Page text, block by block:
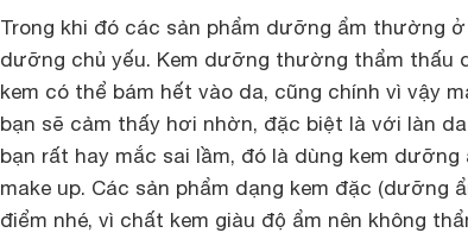
Trong khi đó các sản phẩm dưỡng ẩm thường
dưỡng chủ yếu. Kem dưỡng thường thẩm thấu
kem có thể bám hết vào da, cũng chính vì vậy
bạn sẽ cảm thấy hơi nhờn, đặc biệt là với làn
bạn rất hay mắc sai lầm, đó là dùng kem
make up. Các sản phẩm dạng kem đặc (dưỡng
điểm nhé, vì chất kem giàu độ ẩm nên không